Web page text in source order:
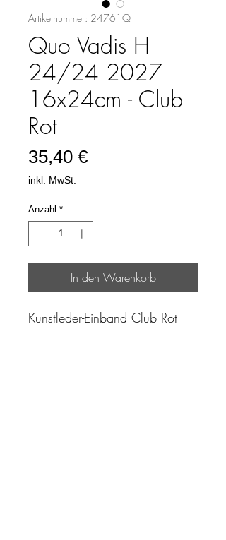
Artikelnummer: 24761Q
Quo Vadis H
24/24 2027
16x24cm - Club
Rot
35,40 €Preis
inkl. MwSt.
Anzahl *
In den Warenkorb
Kunstleder-Einband Club Rot